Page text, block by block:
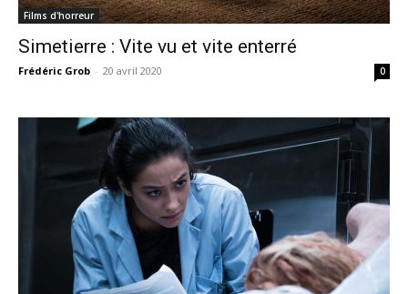
Films d'horreur
Simetierre : Vite vu et vite enterré
Frédéric Grob - 20 avril 2020 0